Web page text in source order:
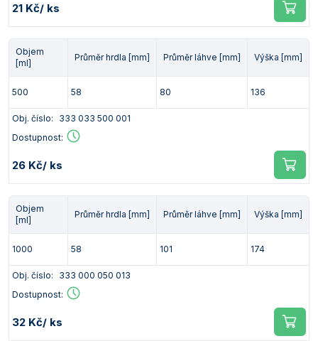
21 Kč/ ks
Objem
[ml]
Průměr hrdla [mm] Průměr láhve [mm] Výška [mm]
500 58 80 136
Obj. číslo:
333 033 500 001
Dostupnost:
26 Kč/ ks
Objem
[ml]
Průměr hrdla [mm] Průměr láhve [mm] Výška [mm]
1000 58 101 174
Obj. číslo:
333 000 050 013
Dostupnost:
32 Kč/ ks